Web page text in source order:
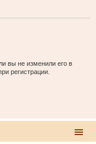
вы не изменили его в
регистрации.